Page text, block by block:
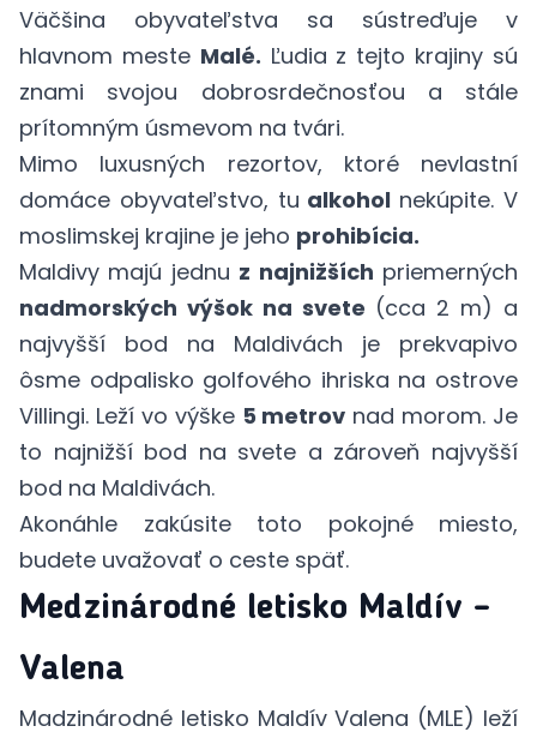
Väčšina obyvateľstva sa sústreďuje v
hlavnom meste Malé. Ľudia z tejto krajiny sú
znami svojou dobrosrdečnosťou a stále
prítomným úsmevom na tvári.
Mimo luxusných rezortov, ktoré nevlastní
domáce obyvateľstvo, tu alkohol nekúpite. V
moslimskej krajine je jeho prohibícia.
Maldivy majú jednu z najnižších priemerných
nadmorských výšok na svete (cca 2 m) a
najvyšší bod na Maldivách je prekvapivo
ôsme odpalisko golfového ihriska na ostrove
Villingi. Leží vo výške 5 metrov nad morom. Je
to najnižší bod na svete a zároveň najvyšší
bod na Maldivách.
Akonáhle zakúsite toto pokojné miesto,
budete uvažovať o ceste späť.
Medzinárodné letisko Maldív –
Valena
Madzinárodné letisko Maldív Valena (MLE) leží